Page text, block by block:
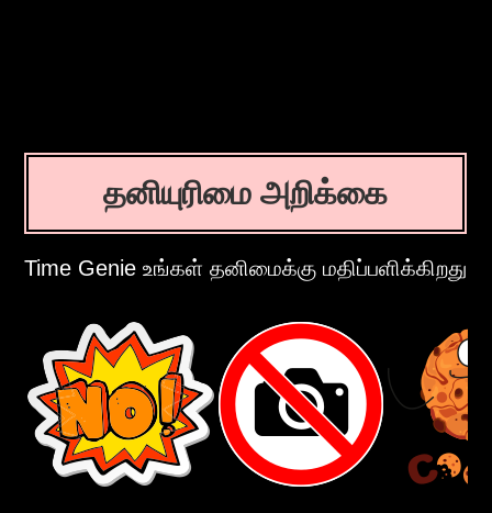
தனியுரிமை அறிக்கை
Time Genie உங்கள் தனிமைக்கு மதிப்பளிக்கிறது